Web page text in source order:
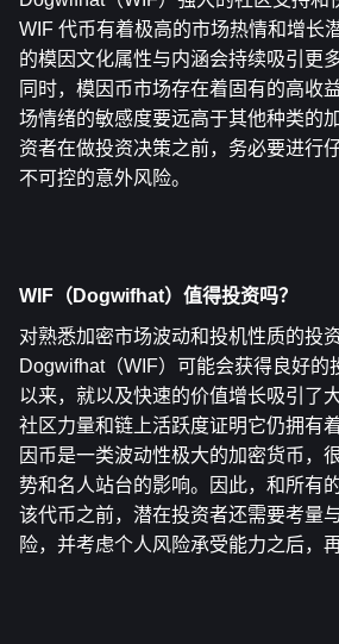
WIF 代币有着极高的市场热情和增长
的模因文化属性与内涵会持续吸引更
同时，模因币市场存在着固有的高收
场情绪的敏感度要远高于其他种类的
资者在做投资决策之前，务必要进行
不可控的意外风险。
WIF（Dogwifhat）值得投资吗？
对熟悉加密市场波动和投机性质的投
Dogwifhat（WIF）可能会获得良好的
以来，就以及快速的价值增长吸引了
社区力量和链上活跃度证明它仍拥有
因币是一类波动性极大的加密货币，
势和名人站台的影响。因此，和所有
该代币之前，潜在投资者还需要考量
险，并考虑个人风险承受能力之后，